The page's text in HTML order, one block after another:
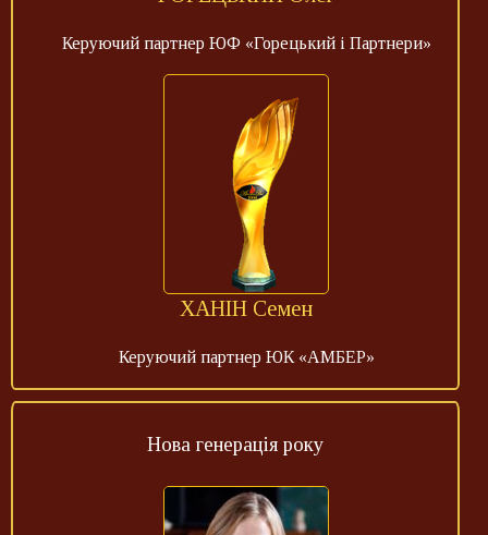
Керуючий партнер ЮФ «Горецький і Партнери»
ХАНІН Семен
Керуючий партнер ЮК «АМБЕР»
Нова генерація року